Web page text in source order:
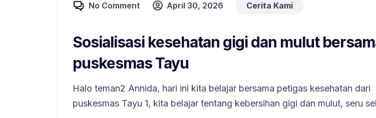
No Comment April 30, 2026 Cerita Kami
Sosialisasi kesehatan gigi dan mulut
puskesmas Tayu
Halo teman2 Annida, hari ini kita belajar bersama petigas kesehatan dari
puskesmas Tayu 1, kita belajar tentang kebersihan gigi dan mulut, seru